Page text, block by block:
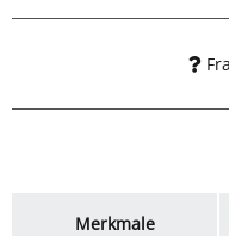
Merkmale